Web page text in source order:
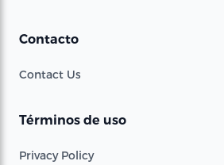
Contacto
Contact Us
Términos de uso
Privacy Policy